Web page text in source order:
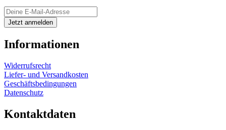
Informationen
Widerrufsrecht
Liefer- und Versandkosten
Geschäftsbedingungen
Datenschutz
Kontaktdaten